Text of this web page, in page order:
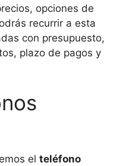
opciones de
recurrir a esta
con presupuesto,
plazo de pagos y
el teléfono